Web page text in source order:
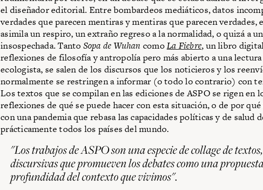
el diseñador editorial. Entre bombardeos mediáticos, datos
verdades que parecen mentiras y mentiras que parecen verdades,
asimila un respiro, un extraño regreso a la normalidad, o quizá a
insospechada. Tanto Sopa de Wuhan comoLa Fiebre, un libro
reflexiones de filosofía y antropolía pero más abierto a una
ecologista, se salen de los discursos que los noticieros y los
normalmente se restringen a informar (o todo lo contrario) con
Los textos que se compilan en las ediciones de ASPO se rigen en
reflexiones de qué se puede hacer con esta situación, o de por
con una pandemia que rebasa las capacidades políticas y de salud
prácticamente todos los países del mundo.
"Los trabajos de ASPO son una especie de collage de
discursivas que promueven los debates como una
profundidad del contexto que vivimos".